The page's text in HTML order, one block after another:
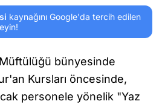
kaynağını Google'da tercih edilen
bünyesinde
Kursları öncesinde,
personele yönelik "Yaz